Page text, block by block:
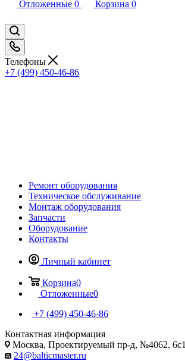
Отложенные 0 Корзина 0
Телефоны
+7 (499) 450-46-86
Ремонт оборудования
Техническое обслуживание
Монтаж оборудования
Запчасти
Оборудование
Контакты
Личный кабинет
Корзина0
Отложенные0
+7 (499) 450-46-86
Контактная информация
Москва, Проектируемый пр-д, №4062, 6с1
24@balticmaster.ru